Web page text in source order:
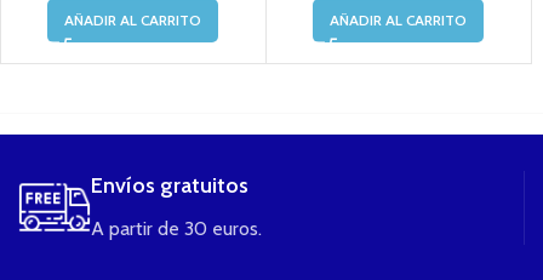
AÑADIR AL CARRITO AÑADIR AL CARRITO
Envíos gratuitos
A partir de 30 euros.